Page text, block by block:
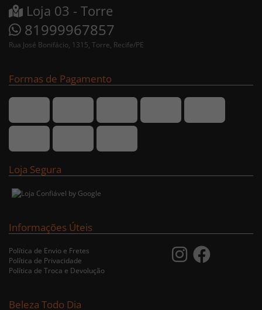
Loja 03 - Torre
81999967857
Rua José Bonifácio, 1315, Torre, Recife/PE
Formas de Pagamento
Loja Segura
Informações Úteis
Política de Envio e Fretes
Política de Privacidade
Política de Troca e Devolução
Beleza Todo Dia